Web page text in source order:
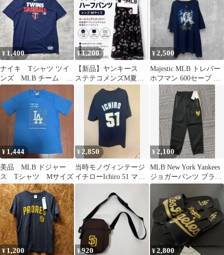
¥ 1,400
ナイキ Tシャツ ツイ
ンズ MLB チーム ロ
ゴ アメリカ古着 L
5460
¥ 1,200
【新品】ヤンキース
ステテコメンズM夏用
涼しいハーフパンツル
ームウェアポケット付
¥2,500
Majestic MLB トレバー
ホフマン 600セーブ T
シャツ 2XL
¥ 1,444
美品 MLB ドジャー
ス Tシャツ Mサイズ
¥2,850
当時モノヴィンテージ
イチローIchiro 51 マリ
ナーズ Tシャツ L
¥2,100
MLB New York Yankees
ジョガーパンツ ブラッ
ク
¥ 1,200 ¥920 ¥2,800